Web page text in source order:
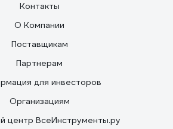
Контакты
О Компании
Поставщикам
Партнерам
для инвесторов
Организациям
центр ВсеИнструменты.ру